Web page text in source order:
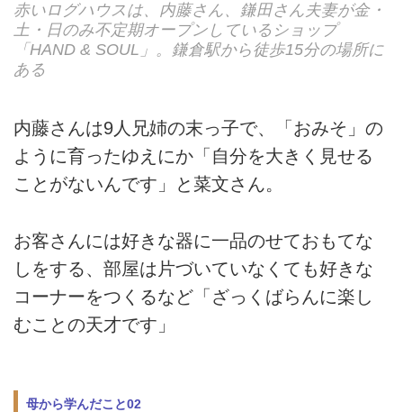
赤いログハウスは、内藤さん、鎌田さん夫妻が金・
土・日のみ不定期オープンしているショップ
「HAND & SOUL」。鎌倉駅から徒歩15分の場所に
ある
内藤さんは9人兄姉の末っ子で、「おみそ」の
ように育ったゆえにか「自分を大きく見せる
ことがないんです」と菜文さん。
お客さんには好きな器に一品のせておもてな
しをする、部屋は片づいていなくても好きな
コーナーをつくるなど「ざっくばらんに楽し
むことの天才です」
母から学んだこと02